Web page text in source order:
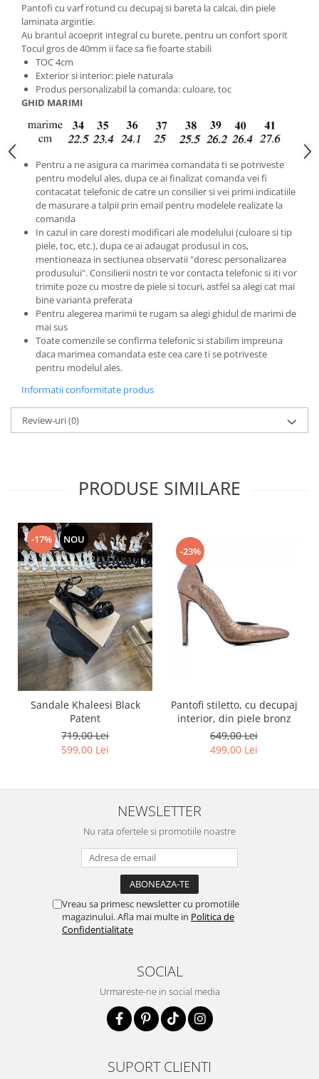
Pantofi cu varf rotund cu decupaj si bareta la calcai, din piele
laminata argintie.
Au brantul acoeprit integral cu burete, pentru un confort sporit
Tocul gros de 40mm ii face sa fie foarte stabili
TOC 4cm
Exterior si interior: piele naturala
Produs personalizabil la comanda: culoare, toc
GHID MARIMI
Pentru a ne asigura ca marimea comandata ti se potriveste
pentru modelul ales, dupa ce ai finalizat comanda vei fi
contacatat telefonic de catre un consilier si vei primi indicatiile
de masurare a talpii prin email pentru modelele realizate la
comanda
In cazul in care doresti modificari ale modelului (culoare si tip
piele, toc, etc.), dupa ce ai adaugat produsul in cos,
mentioneaza in sectiunea observatii "doresc personalizarea
produsului". Consilierii nostri te vor contacta telefonic si iti vor
trimite poze cu mostre de piele si tocuri, astfel sa alegi cat mai
bine varianta preferata
Pentru alegerea marimii te rugam sa alegi ghidul de marimi de
mai sus
Toate comenzile se confirma telefonic si stabilim impreuna
daca marimea comandata este cea care ti se potriveste
pentru modelul ales.
Informatii conformitate produs
Review-uri(0)
PRODUSE SIMILARE
-17% NOU
Sandale Khaleesi Black
Patent
719,00 Lei
599,00 Lei
-23%
Pantofi stiletto, cu decupaj
interior, din piele bronz
649,00 Lei
499,00 Lei
NEWSLETTER
Nu rata ofertele si promotiile noastre
Vreau sa primesc newsletter cu promotiile
magazinului. Afla mai multe in Politica de
Confidentialitate
SOCIAL
Urmareste-ne in social media
SUPORT CLIENTI